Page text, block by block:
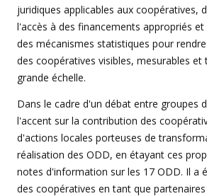
juridiques applicables aux coopératives,
l'accès à des financements appropriés
des mécanismes statistiques pour
des coopératives visibles, mesurables et
grande échelle.
Dans le cadre d'un débat entre groupes
l'accent sur la contribution des
d'actions locales porteuses de
réalisation des ODD, en étayant ces
notes d'information sur les 17 ODD. Il a
des coopératives en tant que